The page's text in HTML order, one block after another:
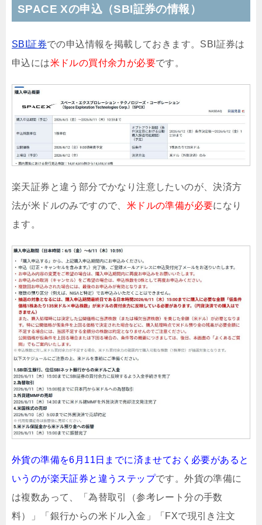
SPACE Xの申込（SBI証券の情報）
SBI証券での申込情報を掲載しておきます。SBI証券は
申込には米ドルの買付余力が必要です。
楽天証券と違う部分でかなり注意したいのが、決済方
法が米ドルのみですので、 米ドルの準備が必要になり
ます。
外貨の準備を6月11日までに済ませておく必要があると
いうのが楽天証券と違うステップです。外貨の準備に
は複数あって、「為替取引（参考レート分の手数
料）」「銀行からの米ドル入金」「FXで現引き注文